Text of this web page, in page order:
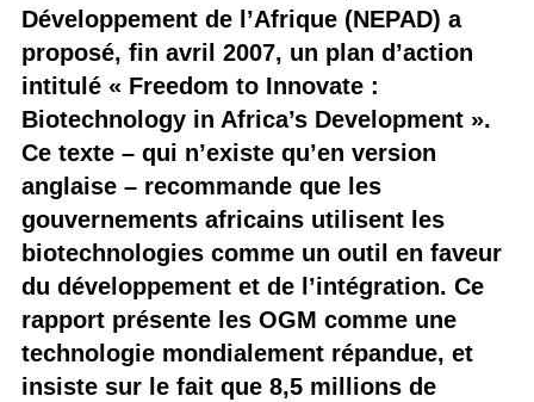
Développement de l’Afrique (NEPAD) a
proposé, fin avril 2007, un plan d’action
intitulé « Freedom to Innovate :
Biotechnology in Africa’s Development ».
Ce texte – qui n’existe qu’en version
anglaise – recommande que les
gouvernements africains utilisent les
biotechnologies comme un outil en faveur
du développement et de l’intégration. Ce
rapport présente les OGM comme une
technologie mondialement répandue, et
insiste sur le fait que 8,5 millions de